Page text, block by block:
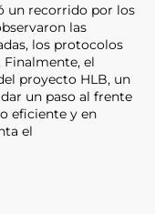
un recorrido por los
las
los protocolos
el
proyecto HLB, un
un paso al frente
eficiente y en
el